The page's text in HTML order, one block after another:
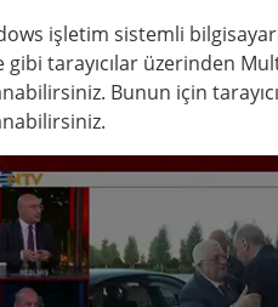
işletim sistemli
gibi tarayıcılar üzerinden
Bunun için